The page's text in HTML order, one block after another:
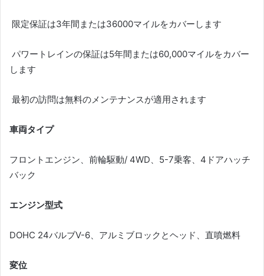
限定保証は3年間または36000マイルをカバーします
パワートレインの保証は5年間または60,000マイルをカバー
します
最初の訪問は無料のメンテナンスが適用されます
車両タイプ
フロントエンジン、前輪駆動/ 4WD、5-7乗客、4ドアハッチ
バック
エンジン型式
DOHC 24バルブV-6、アルミブロックとヘッド、直噴燃料
変位